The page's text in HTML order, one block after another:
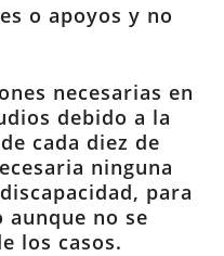
o apoyos y no
necesarias en
debido a la
cada diez de
ninguna
para
no se
los casos.